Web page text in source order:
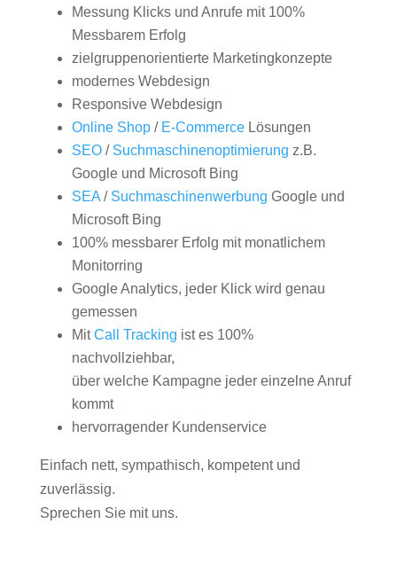
Messung Klicks und Anrufe mit 100%
Messbarem Erfolg
zielgruppenorientierte Marketingkonzepte
modernes Webdesign
Responsive Webdesign
Online Shop/ E-CommerceLösungen
SEO/ Suchmaschinenoptimierung z.B.
Google und Microsoft Bing
SEA/ Suchmaschinenwerbung Google und
Microsoft Bing
100% messbarer Erfolg mit monatlichem
Monitorring
Google Analytics, jeder Klick wird genau
gemessen
MitCall Tracking ist es 100%
nachvollziehbar,
über welche Kampagne jeder einzelne Anruf
kommt
hervorragender Kundenservice
Einfach nett, sympathisch, kompetent und
zuverlässig.
Sprechen Sie mit uns.